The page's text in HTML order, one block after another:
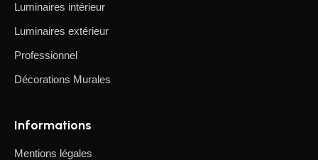
Luminaires intérieur
Luminaires extérieur
Professionnel
Décorations Murales
Informations
Mentions légales